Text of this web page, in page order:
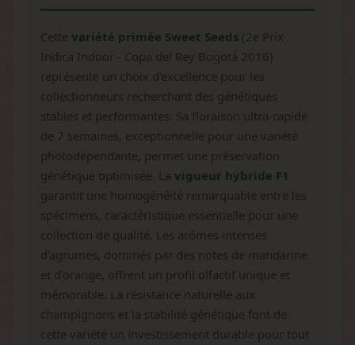
Cette variété primée Sweet Seeds (2e Prix
Indica Indoor - Copa del Rey Bogotá 2016)
représente un choix d'excellence pour les
collectionneurs recherchant des génétiques
stables et performantes. Sa floraison ultra-rapide
de 7 semaines, exceptionnelle pour une variété
photodépendante, permet une préservation
génétique optimisée. La vigueur hybride F1
garantit une homogénéité remarquable entre les
spécimens, caractéristique essentielle pour une
collection de qualité. Les arômes intenses
d'agrumes, dominés par des notes de mandarine
et d'orange, offrent un profil olfactif unique et
mémorable. La résistance naturelle aux
champignons et la stabilité génétique font de
cette variété un investissement durable pour tout